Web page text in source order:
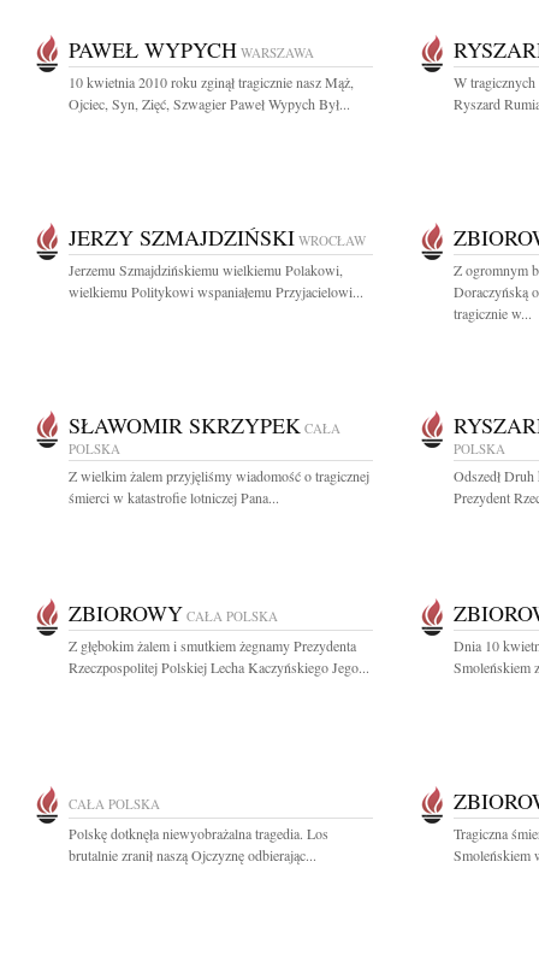
PAWEŁ WYPYCH WARSZAWA
10 kwietnia 2010 roku zginął tragicznie nasz Mąż,
Ojciec, Syn, Zięć, Szwagier Paweł Wypych Był...
W tragicznych
Ryszard
JERZY SZMAJDZIŃSKI WROCŁAW
Jerzemu Szmajdzińskiemu wielkiemu Polakowi,
wielkiemu Politykowi wspaniałemu Przyjacielowi...
Z ogromnym
Doraczyńską
tragicznie w...
SŁAWOMIR SKRZYPEK CAŁA
POLSKA
Z wielkim żalem przyjęliśmy wiadomość o tragicznej
śmierci w katastrofie lotniczej Pana...
POLSKA
Odszedł
Prezydent
ZBIOROWY CAŁA POLSKA
Z głębokim żalem i smutkiem żegnamy Prezydenta
Rzeczpospolitej Polskiej Lecha Kaczyńskiego Jego...
Dnia 10
Smoleńskiem
CAŁA POLSKA
Polskę dotknęła niewyobrażalna tragedia. Los
brutalnie zranił naszą Ojczyznę odbierając...
Tragiczna
Smoleńskiem